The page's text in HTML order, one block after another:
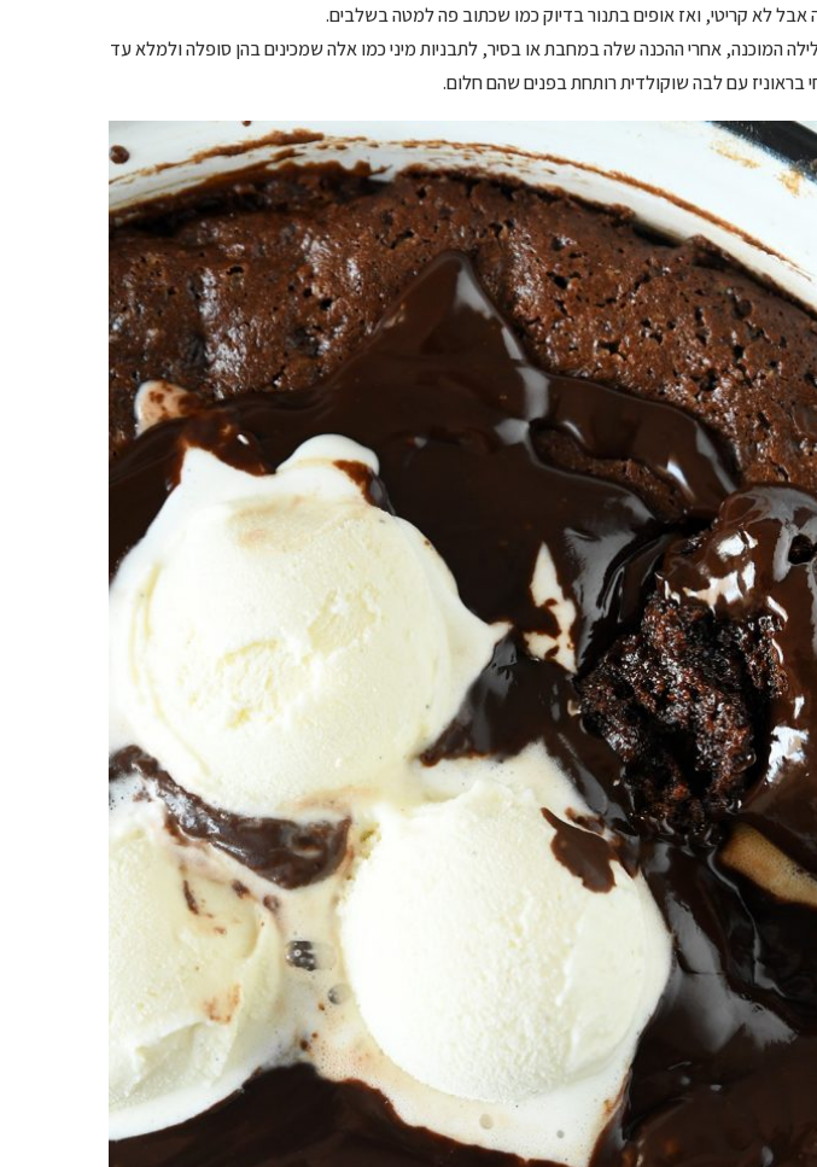
לא קריטי, ואז אופים בתנור בדיוק כמו שכתוב פה למטה בשלבים.
המוכנה, אחרי ההכנה שלה במחבת או בסיר, לתבניות מיני כמו אלה שמכינים בהן סופלה ולמלא עד